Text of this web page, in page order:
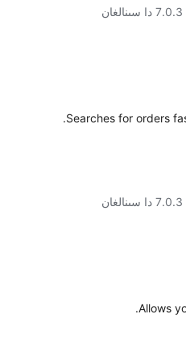
7.0.3 دا سىنالغان
Searches for orders
7.0.3 دا سىنالغان
Allows